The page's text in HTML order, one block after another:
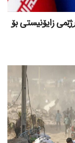
زایۆنیستی بۆ